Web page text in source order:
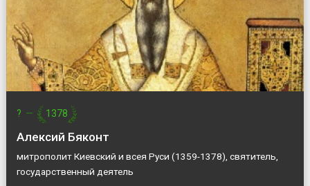
? — 1378
Алексий Бяконт
митрополит Киевский и всея Руси (1359-1378), святитель,
государственный деятель